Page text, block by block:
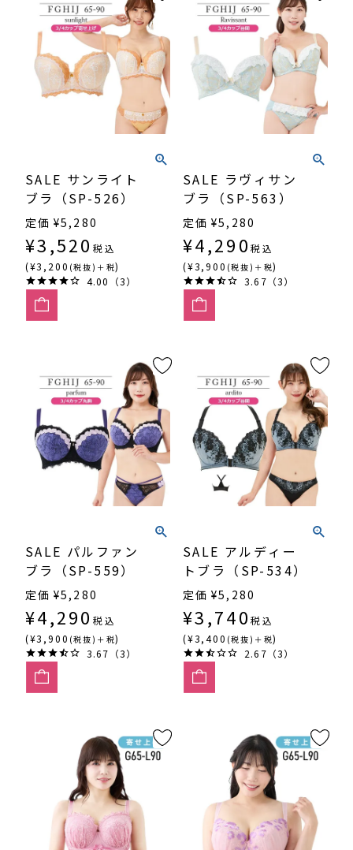
SALE サンライト
ブラ（SP-526）
定価 ¥5,280
¥3,520 税込
(¥3,200 (税抜)＋税)
4.00（3）
SALE ラヴィサン
ブラ（SP-563）
定価 ¥5,280
¥4,290 税込
(¥3,900 (税抜)＋税)
3.67（3）
SALE パルファン
ブラ（SP-559）
定価 ¥5,280
¥4,290 税込
(¥3,900 (税抜)＋税)
3.67（3）
SALE アルディー
トブラ（SP-534）
定価 ¥5,280
¥3,740 税込
(¥3,400 (税抜)＋税)
2.67（3）